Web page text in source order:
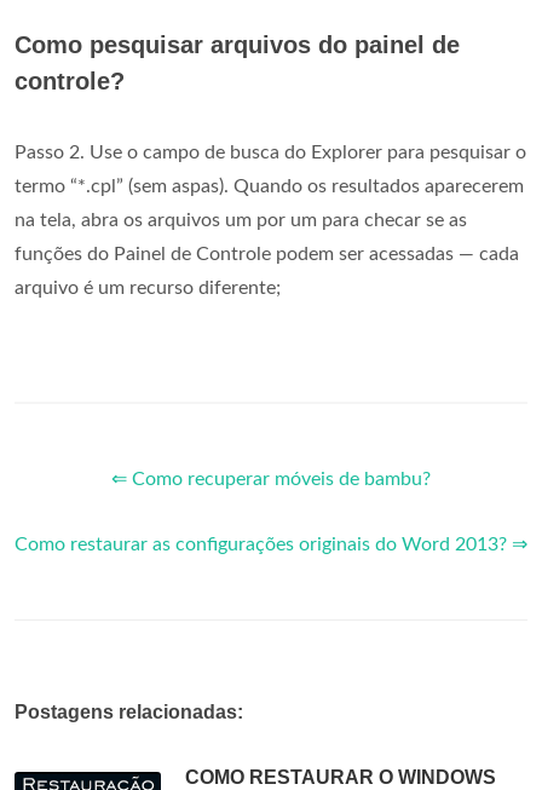
Como pesquisar arquivos do painel de
controle?
Passo 2. Use o campo de busca do Explorer para pesquisar o
termo “*.cpl” (sem aspas). Quando os resultados aparecerem
na tela, abra os arquivos um por um para checar se as
funções do Painel de Controle podem ser acessadas — cada
arquivo é um recurso diferente;
⇐ Como recuperar móveis de bambu?
Como restaurar as configurações originais do Word 2013? ⇒
Postagens relacionadas:
COMO RESTAURAR O WINDOWS